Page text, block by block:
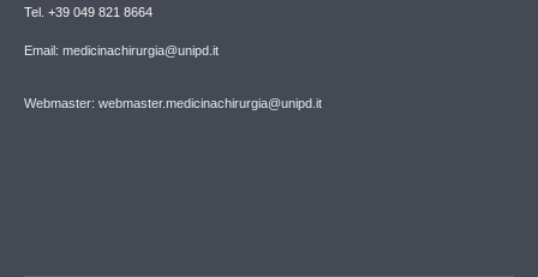
Tel. +39 049 821 8664
Email: medicinachirurgia@unipd.it
Webmaster: webmaster.medicinachirurgia@unipd.it